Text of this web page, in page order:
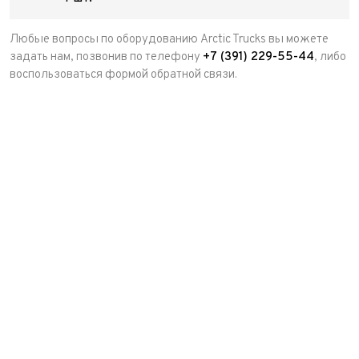
Любые вопросы по оборудованию Arctic Trucks вы можете
задать нам, позвонив по телефону +7 (391) 229-55-44, либо
воспользоваться формой обратной связи.